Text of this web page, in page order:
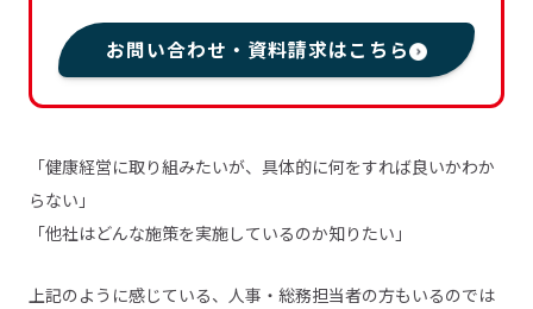
お問い合わせ・資料請求はこちら
「健康経営に取り組みたいが、具体的に何をすれば良いかわか
らない」
「他社はどんな施策を実施しているのか知りたい」
上記のように感じている、人事・総務担当者の方もいるのでは